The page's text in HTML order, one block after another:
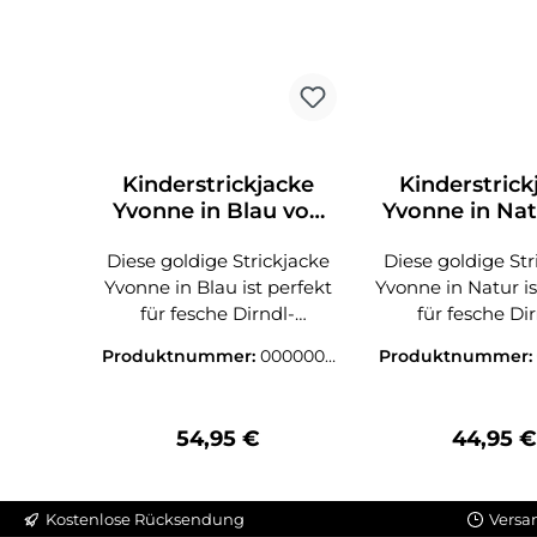
Kinderstrickjacke
Yvonne in Blau von
Diese goldige Strickjacke
Yvonne in Blau ist perfekt
für fesche Dirndl-
Tagen oder lauen
hübschen Metallknöpfen
mit Strasssteinchen
versehen. Am Kragen,
Produktnummer: 0000003
Regulärer Preis:
54,95 €
Yvonne in
Diese goldige
Yvonne in Natur
für fesche
Tagen oder
hübschen
mit
versehen. Am
Produktnummer:
44,95 €
Kostenlose Rücksendung